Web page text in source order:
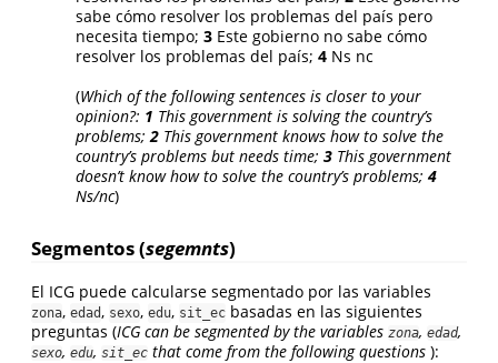
sabe cómo resolver los problemas del país pero
necesita tiempo; 3 Este gobierno no sabe cómo
resolver los problemas del país; 4 Ns nc
(Which of the following sentences is closer to your
opinion?: 1 This government is solving the country’s
problems;2 This government knows how to solve the
country’s problems but needs time; 3 This government
doesn’t know how to solve the country’s problems; 4
Ns/nc)
Segmentos (segemnts)
El ICG puede calcularse segmentado por las variables
zona, edad, sexo, edu, sit_ec basadas en las siguientes
preguntas (ICG can be segmented by the variables zona, edad,
sexo, edu, sit_ec that come from the following questions ):